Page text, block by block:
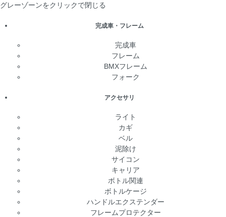
グレーゾーンをクリックで閉じる
完成車・フレーム
完成車
フレーム
BMXフレーム
フォーク
アクセサリ
ライト
カギ
ベル
泥除け
サイコン
キャリア
ボトル関連
ボトルケージ
ハンドルエクステンダー
フレームプロテクター